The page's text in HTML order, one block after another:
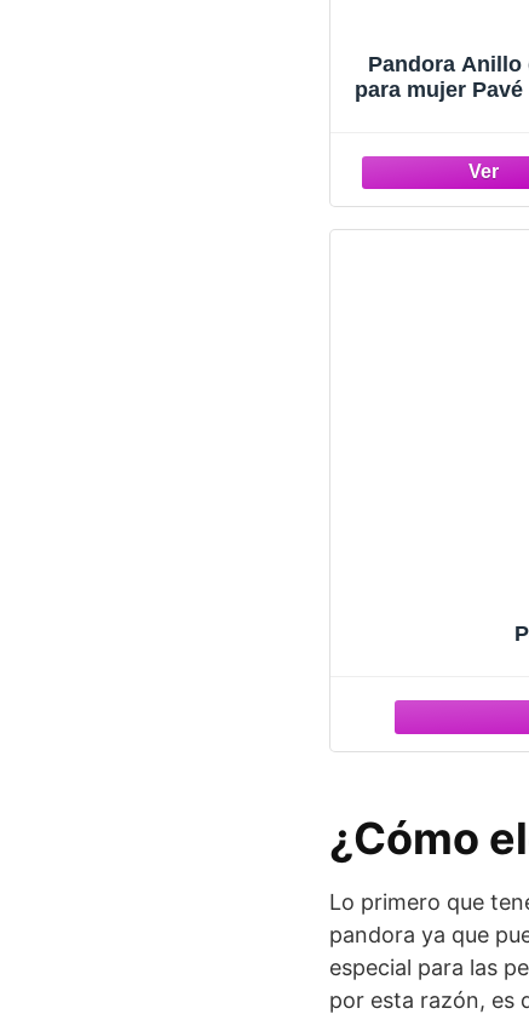
Pandora Anillo
para mujer Pavé
¿Cómo
Lo primero que
pandora ya que
especial para las
por esta razón, es